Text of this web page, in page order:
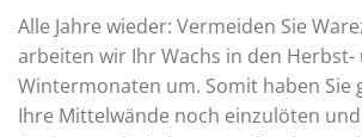
Alle Jahre wieder: Vermeiden Sie
arbeiten wir Ihr Wachs in den Herbst-
Wintermonaten um. Somit haben Sie
Ihre Mittelwände noch einzulöten